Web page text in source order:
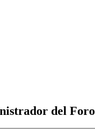
del Foro